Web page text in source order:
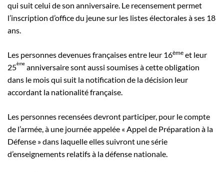
qui suit celui de son anniversaire. Le recensement permet
l’inscription d’office du jeune sur les listes électorales à ses 18
ans.
Les personnes devenues françaises entre leur 16ème et leur
25ème anniversaire sont aussi soumises à cette obligation
dans le mois qui suit la notification de la décision leur
accordant la nationalité française.
Les personnes recensées devront participer, pour le compte
de l’armée, à une journée appelée « Appel de Préparation à la
Défense » dans laquelle elles suivront une série
d’enseignements relatifs à la défense nationale.